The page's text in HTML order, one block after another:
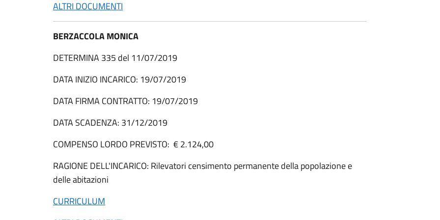
ALTRI DOCUMENTI
BERZACCOLA MONICA
DETERMINA 335 del 11/07/2019
DATA INIZIO INCARICO: 19/07/2019
DATA FIRMA CONTRATTO: 19/07/2019
DATA SCADENZA: 31/12/2019
COMPENSO LORDO PREVISTO: € 2.124,00
RAGIONE DELL'INCARICO: Rilevatori censimento permanente della popolazione e
delle abitazioni
CURRICULUM